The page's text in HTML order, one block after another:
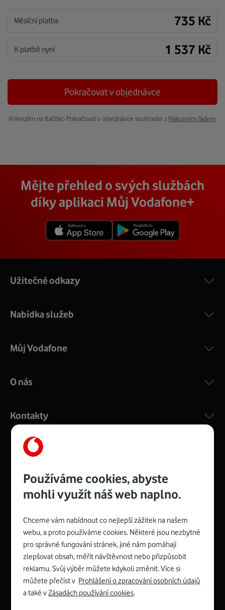
Měsíční platba 735 Kč
K platbě nyní 1 537 Kč
Pokračovat v objednávce
Kliknutím na tlačítko Pokračovat v objednávce souhlasíte s Nákupním řádem
Mějte přehled o svých službách
díky aplikaci Můj Vodafone+
Spojte se s Vodafonem
Užitečné odkazy
Nabídka služeb
Můj Vodafone
O nás
Kontakty
Používáme cookies, abyste
mohli využít náš web naplno.
Chceme vám nabídnout co nejlepší zážitek na našem
webu, a proto používáme cookies. Některé jsou nezbytné
pro správné fungování stránek, jiné nám pomáhají
zlepšovat obsah, měřit návštěvnost nebo přizpůsobit
reklamu. Svůj výběr můžete kdykoli změnit. Více si
můžete přečíst v Prohlášení o zpracování osobních údajů
a také vZásadách používání cookies.